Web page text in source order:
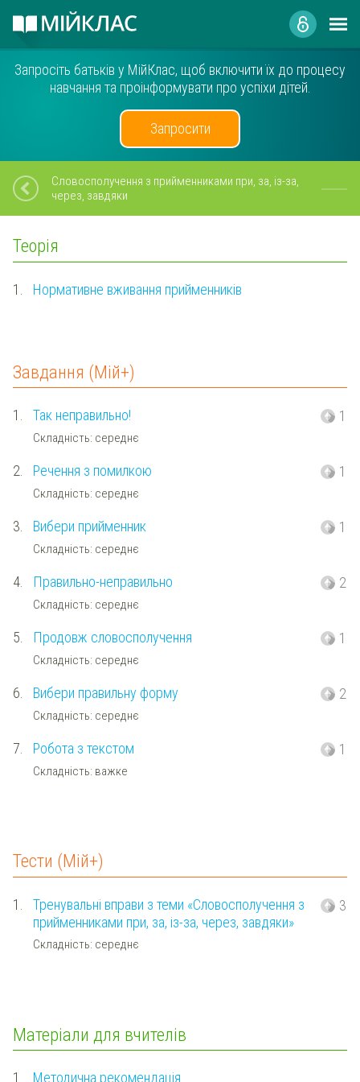
Запросіть батьків у МійКлас, щоб включити їх до процесу
навчання та проінформувати про успіхи дітей.
Запросити
Словосполучення з прийменниками при, за, із-за,
через, завдяки
Теорія
1. Нормативне вживання прийменників
Завдання (Мій+)
1. Так неправильно!
Складність: середнє
1
2. Речення з помилкою
Складність: середнє
1
3. Вибери прийменник
Складність: середнє
1
4. Правильно-неправильно
Складність: середнє
2
5. Продовж словосполучення
Складність: середнє
1
6. Вибери правильну форму
Складність: середнє
2
7. Робота з текстом
Складність: важке
1
Тести (Мій+)
1.
Тренувальні вправи з теми «Словосполучення з
прийменниками при, за, із-за, через, завдяки»
Складність: середнє
3
Матеріали для вчителів
1. Методична рекомендація